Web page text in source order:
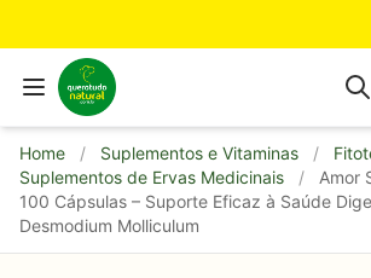
Home / Suplementos e Vitaminas /
Suplementos de Ervas Medicinais
/
Amor
100 Cápsulas – Suporte Eficaz à Saúde
Desmodium Molliculum